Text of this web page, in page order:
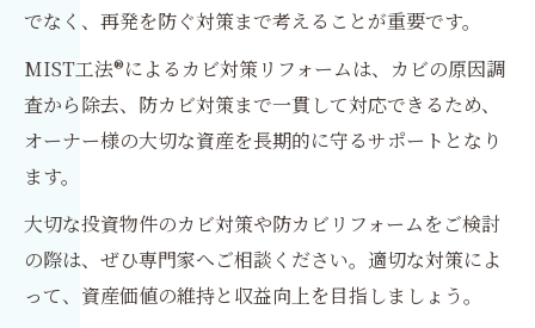
でなく、再発を防ぐ対策まで考えることが重要です。
MIST工法®によるカビ対策リフォームは、カビの原因調
査から除去、防カビ対策まで一貫して対応できるため、
オーナー様の大切な資産を長期的に守るサポートとなり
ます。
大切な投資物件のカビ対策や防カビリフォームをご検討
の際は、ぜひ専門家へご相談ください。適切な対策によ
って、資産価値の維持と収益向上を目指しましょう。